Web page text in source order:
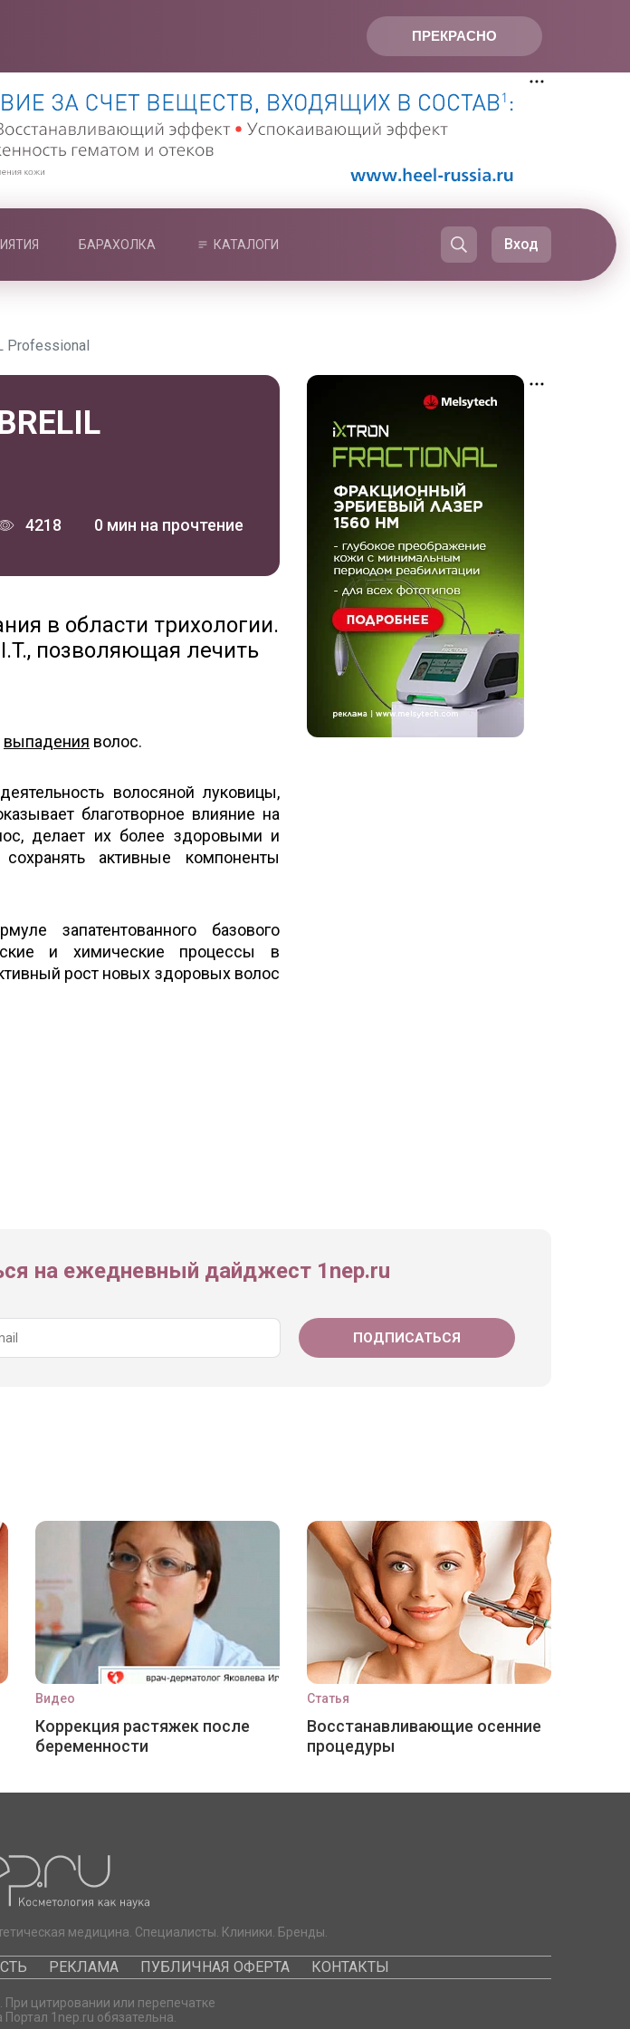
ПРЕКРАСНО
БАРАХОЛКА КАТАЛОГИ Вход
Professional
4218 0 мин на прочтение
в области трихологии.
позволяющая лечить
выпадения волос.
волосяной луковицы,
благотворное влияние на
делает их более здоровыми и
активные компоненты
запатентованного базового
и химические процессы в
рост новых здоровых волос
на ежедневный дайджест 1nep.ru
Видео
Коррекция растяжек после
беременности
Статья
Восстанавливающие осенние
процедуры
медицина. Специалисты. Клиники. Бренды.
РЕКЛАМА ПУБЛИЧНАЯ ОФЕРТА КОНТАКТЫ
цитировании или перепечатке
1nep.ru обязательна.